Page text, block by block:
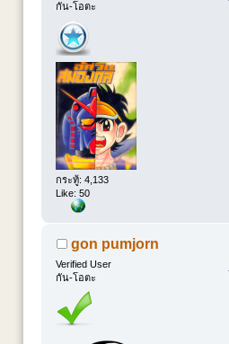
กัน-โอตะ
กระทู้: 4,133
Like: 50
gon pumjorn
Verified User
กัน-โอตะ